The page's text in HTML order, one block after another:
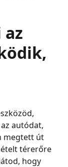
autódat,
megtett út
térerőre
hogy